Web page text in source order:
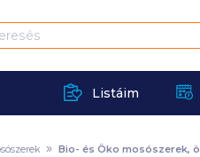
Listáim
Bio- és Öko mosószerek,